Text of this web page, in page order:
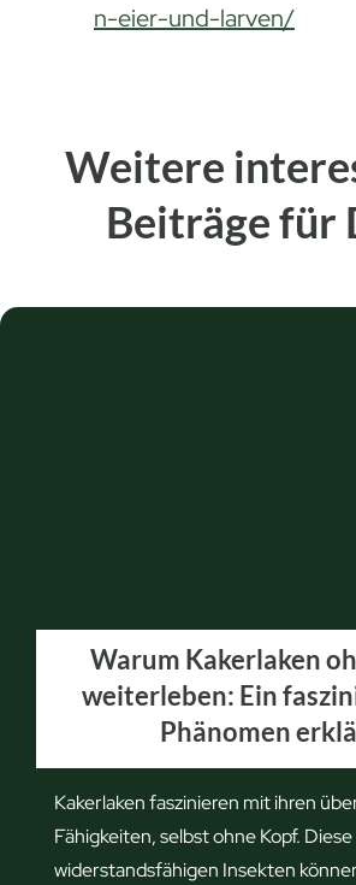
n-eier-und-larven/
Weitere
Beiträge für
Warum Kakerlaken
weiterleben: Ein
Phänomen
Kakerlaken faszinieren mit ihren
Fähigkeiten, selbst ohne Kopf. Diese
widerstandsfähigen Insekten